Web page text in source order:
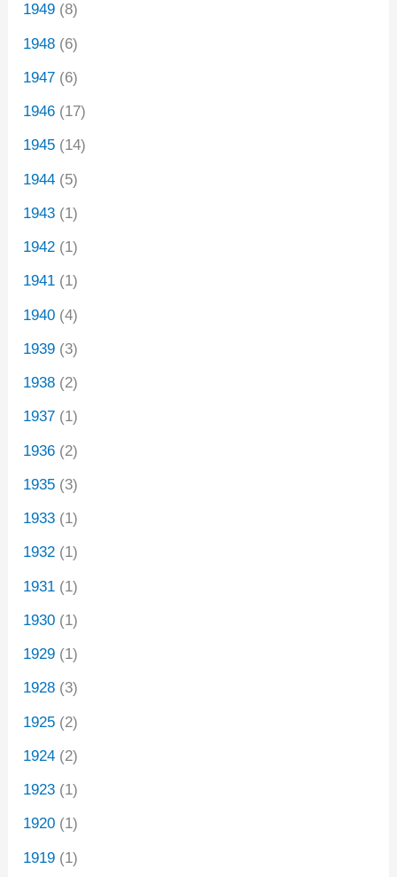
1949 (8)
1948 (6)
1947 (6)
1946 (17)
1945 (14)
1944 (5)
1943 (1)
1942 (1)
1941 (1)
1940 (4)
1939 (3)
1938 (2)
1937 (1)
1936 (2)
1935 (3)
1933 (1)
1932 (1)
1931 (1)
1930 (1)
1929 (1)
1928 (3)
1925 (2)
1924 (2)
1923 (1)
1920 (1)
1919 (1)